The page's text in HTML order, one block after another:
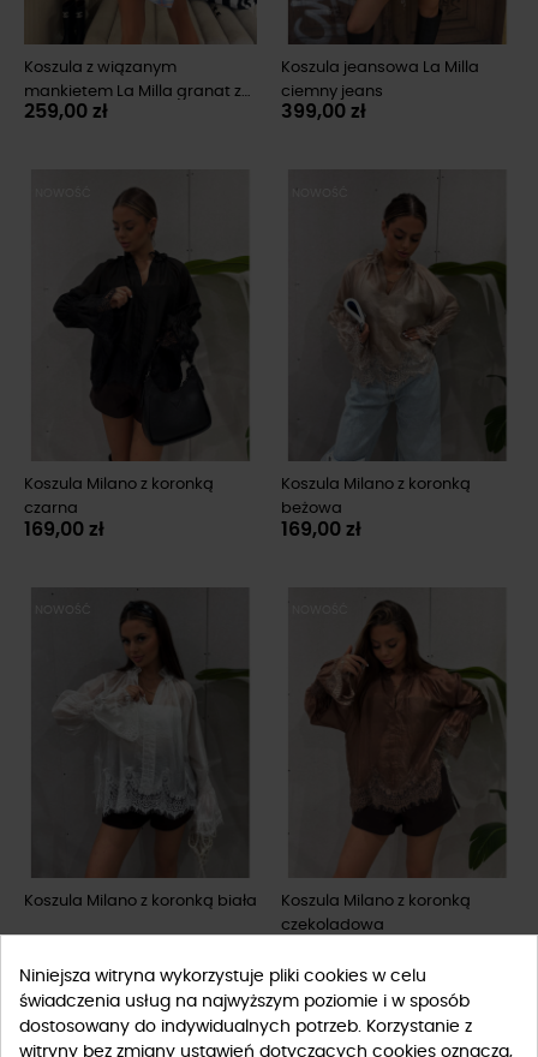
Koszula z wiązanym
mankietem La Milla granat z
pomarańczem
259,00 zł
Koszula jeansowa La Milla
ciemny jeans
399,00 zł
Koszula Milano z koronką
czarna
169,00 zł
NOWOŚĆ
Koszula Milano z koronką
beżowa
169,00 zł
Koszula Milano z koronką biała
Koszula Milano z koronką
czekoladowa
-10%
NOWOŚĆ
-10%
NOWOŚĆ
Niniejsza witryna wykorzystuje pliki cookies w celu
świadczenia usług na najwyższym poziomie i w sposób
dostosowany do indywidualnych potrzeb. Korzystanie z
witryny bez zmiany ustawień dotyczących cookies oznacza,